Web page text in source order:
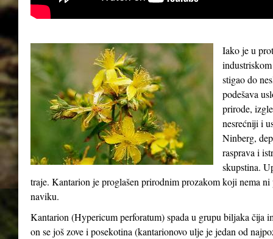
Iako je u
stigao do
podešava
prirode,
nesrećniji i
Ninberg,
rasprava i
skupstina.
traje. Kantarion je proglašen prirodnim prozakom koji nema
naviku.
Kantarion (Hypericum perforatum) spada u grupu biljaka čija
on se još zove i posekotina (kantarionovo ulje je jedan od